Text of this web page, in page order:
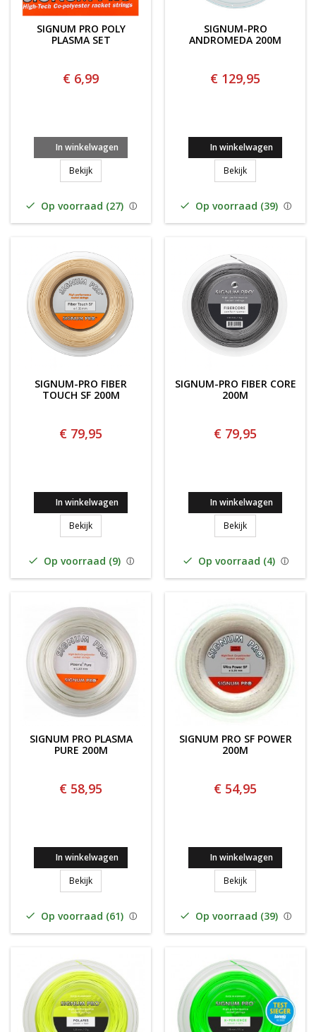
SIGNUM PRO POLY
PLASMA SET
€ 6,99
In winkelwagen
BekijkSignum Pro Poly Plasma SET
 Op voorraad (27)
SIGNUM-PRO
ANDROMEDA 200M
€ 129,95
In winkelwagen
BekijkSIGNUM-PRO
 Op voorraad (39)
SIGNUM-PRO FIBER
TOUCH SF 200M
€ 79,95
In winkelwagen
BekijkSIGNUM-PRO FIBER TOUCH SF 200M
 Op voorraad (9)
SIGNUM-PRO FIBER CORE
200M
€ 79,95
In winkelwagen
BekijkSIGNUM-PRO
 Op voorraad (4)
SIGNUM PRO PLASMA
PURE 200M
€ 58,95
In winkelwagen
BekijkSIGNUM PRO PLASMA PURE 200M
 Op voorraad (61)
SIGNUM PRO SF POWER
200M
€ 54,95
In winkelwagen
BekijkSignum Pro SF
 Op voorraad (39)